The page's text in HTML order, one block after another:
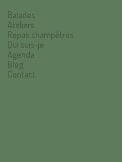
Balades
Ateliers
Repas champêtres
Qui suis-je
Agenda
Blog
Contact